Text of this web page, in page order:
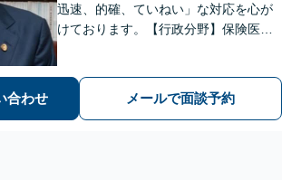
迅速、的確、ていねい」な対応を心が
けております。【行政分野】保険医指
相談ください
合わせ メールで面談予約